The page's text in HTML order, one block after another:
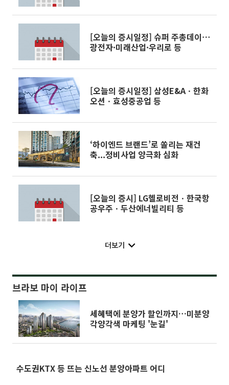
[오늘의 증시일정] 슈퍼 주총데이⋯
광전자·미래산업·우리로 등
[오늘의 증시일정] 삼성E&Aㆍ한화
오션ㆍ효성중공업 등
‘하이엔드 브랜드’로 쏠리는 재건
축...정비사업 양극화 심화
[오늘의 증시] LG헬로비전ㆍ한국항
공우주ㆍ두산에너빌리티 등
더보기
브라보 마이 라이프
세혜택에 분양가 할인까지…미분양
각양각색 마케팅 '눈길'
수도권KTX 등 뜨는 신노선 분양아파트 어디